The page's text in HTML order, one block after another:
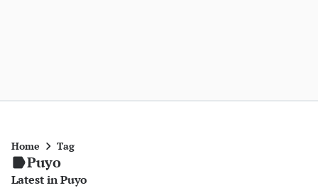
Home Tag
Puyo
Latest in Puyo